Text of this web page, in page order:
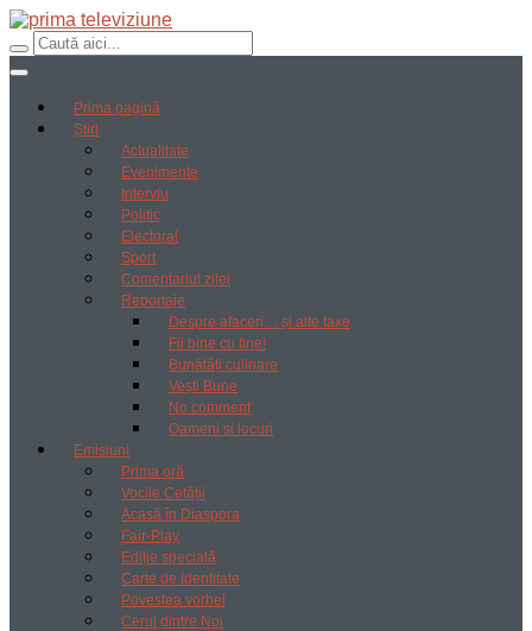
Prima pagină
Știri
Actualitate
Evenimente
Interviu
Politic
Electoral
Sport
Comentariul zilei
Reportaje
Despre afaceri… și alte taxe
Fii bine cu tine!
Bunătăți culinare
Vești Bune
No comment
Oameni si locuri
Emisiuni
Prima oră
Vocile Cetății
Acasă în Diaspora
Fair-Play
Ediție specială
Carte de Identitate
Povestea vorbei
Cerul dintre Noi